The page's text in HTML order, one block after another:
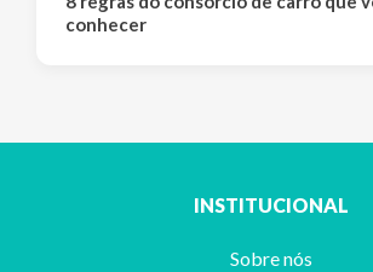
conhecer
INSTITUCIONAL
Sobre nós